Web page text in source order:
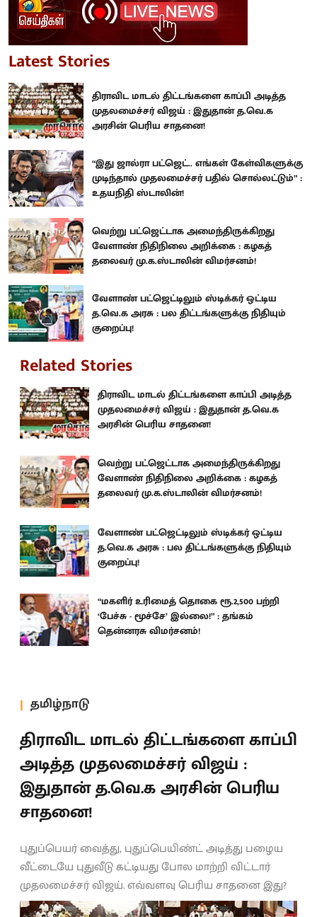
Latest Stories
திராவிட மாடல் திட்டங்களை காப்பி அடித்த
முதலமைச்சர் விஜய் : இதுதான் த.வெ.க
அரசின் பெரிய சாதனை!
“இது ஜால்ரா பட்ஜெட்.. எங்கள் கேள்விகளுக்கு
முடிந்தால் முதலமைச்சர் பதில் சொல்லட்டும்” :
உதயநிதி ஸ்டாலின்!
வெற்று பட்ஜெட்டாக அமைந்திருக்கிறது
வேளாண் நிதிநிலை அறிக்கை : கழகத்
தலைவர் மு.க.ஸ்டாலின் விமர்சனம்!
வேளாண் பட்ஜெட்டிலும் ஸ்டிக்கர் ஒட்டிய
த.வெ.க அரசு : பல திட்டங்களுக்கு நிதியும்
குறைப்பு!
Related Stories
திராவிட மாடல் திட்டங்களை காப்பி அடித்த
முதலமைச்சர் விஜய் : இதுதான் த.வெ.க
அரசின் பெரிய சாதனை!
வெற்று பட்ஜெட்டாக அமைந்திருக்கிறது
வேளாண் நிதிநிலை அறிக்கை : கழகத்
தலைவர் மு.க.ஸ்டாலின் விமர்சனம்!
வேளாண் பட்ஜெட்டிலும் ஸ்டிக்கர் ஒட்டிய
த.வெ.க அரசு : பல திட்டங்களுக்கு நிதியும்
குறைப்பு!
“மகளிர் உரிமைத் தொகை ரூ.2,500 பற்றி
‘பேச்சு - மூச்சே’ இல்லை!” : தங்கம்
தென்னரசு விமர்சனம்!
தமிழ்நாடு
திராவிட மாடல் திட்டங்களை காப்பி
அடித்த முதலமைச்சர் விஜய் :
இதுதான் த.வெ.க அரசின் பெரிய
சாதனை!
புதுப்பெயர் வைத்து, புதுப்பெயிண்ட் அடித்து பழைய
வீட்டையே புதுவீடு கட்டியது போல மாற்றி விட்டார்
முதலமைச்சர் விஜய். எவ்வளவு பெரிய சாதனை இது?